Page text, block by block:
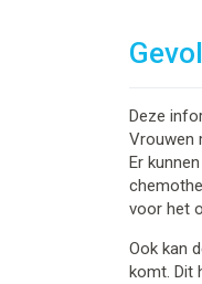
Deze
Vrouwen
Er
voor het
Ook kan
komt. Dit